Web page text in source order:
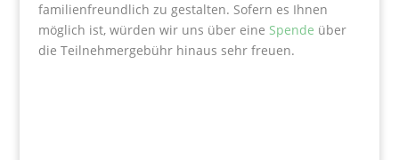
familienfreundlich zu gestalten. Sofern es Ihnen
möglich ist, würden wir uns über eine Spende über
die Teilnehmergebühr hinaus sehr freuen.